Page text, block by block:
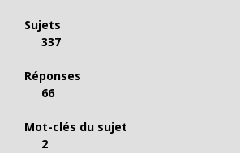
Sujets
337
Réponses
66
Mot-clés du sujet
2